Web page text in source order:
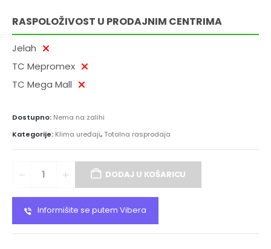
RASPOLOŽIVOST U PRODAJNIM CENTRIMA
Jelah
TC Mepromex
TC Mega Mall
Dostupno: Nema na zalihi
Kategorije: Klima uređaji,Totalna rasprodaja
DODAJ U KOŠARICU
Informišite se putem Vibera